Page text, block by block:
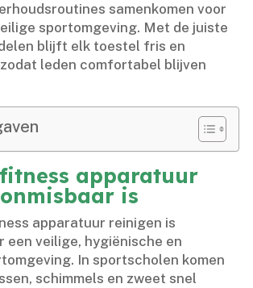
samenkomen voor
sportomgeving.​ Met de juiste
blijft elk toestel fris en
leden comfortabel blijven
apparatuur
is
apparatuur reinigen is
een veilige, hygiënische en
In sportscholen komen
schimmels en zweet snel